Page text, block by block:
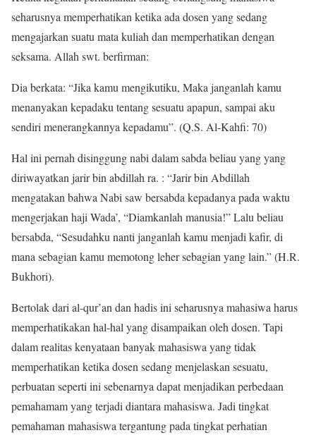
seharusnya memperhatikan ketika ada dosen yang sedang
mengajarkan suatu mata kuliah dan memperhatikan dengan
seksama. Allah swt. berfirman:
Dia berkata: “Jika kamu mengikutiku, Maka janganlah kamu
menanyakan kepadaku tentang sesuatu apapun, sampai aku
sendiri menerangkannya kepadamu”. (Q.S. Al-Kahfi: 70)
Hal ini pernah disinggung nabi dalam sabda beliau yang yang
diriwayatkan jarir bin abdillah ra. : “Jarir bin Abdillah
mengatakan bahwa Nabi saw bersabda kepadanya pada waktu
mengerjakan haji Wada’, “Diamkanlah manusia!” Lalu beliau
bersabda, “Sesudahku nanti janganlah kamu menjadi kafir, di
mana sebagian kamu memotong leher sebagian yang lain.” (H.R.
Bukhori).
Bertolak dari al-qur’an dan hadis ini seharusnya mahasiwa harus
memperhatikakan hal-hal yang disampaikan oleh dosen. Tapi
dalam realitas kenyataan banyak mahasiswa yang tidak
memperhatikan ketika dosen sedang menjelaskan sesuatu,
perbuatan seperti ini sebenarnya dapat menjadikan perbedaan
pemahamam yang terjadi diantara mahasiswa. Jadi tingkat
pemahaman mahasiswa tergantung pada tingkat perhatian